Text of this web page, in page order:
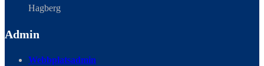
Hagberg
Admin
Webbplatsadmin